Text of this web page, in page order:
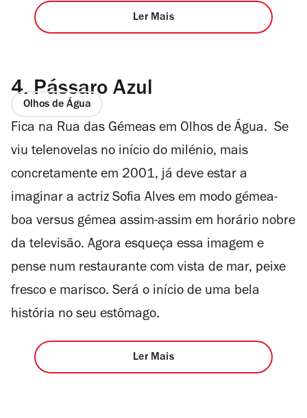
Ler Mais
4. Pássaro Azul
Olhos de Água
Fica na Rua das Gémeas em Olhos de Água. Se
viu telenovelas no início do milénio, mais
concretamente em 2001, já deve estar a
imaginar a actriz Sofia Alves em modo gémea-
boa versus gémea assim-assim em horário nobre
da televisão. Agora esqueça essa imagem e
pense num restaurante com vista de mar, peixe
fresco e marisco. Será o início de uma bela
história no seu estômago.
Ler Mais